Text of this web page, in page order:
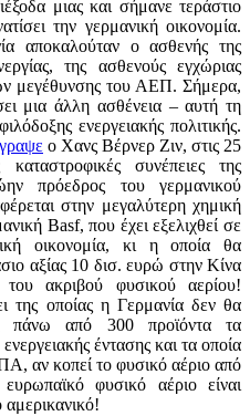
μιας και σήμανε τεράστιο
την γερμανική οικονομία.
αποκαλούταν ο ασθενής της
της ασθενούς εγχώριας
μεγέθυνσης του ΑΕΠ. Σήμερα,
μια άλλη ασθένεια – αυτή τη
ενεργειακής πολιτικής.
ο Χανς Βέρνερ Ζιν, στις 25
καταστροφικές συνέπειες της
πρόεδρος του γερμανικού
στην μεγαλύτερη χημική
Basf, που έχει εξελιχθεί σε
οικονομία, κι η οποία θα
αξίας 10 δισ. ευρώ στην Κίνα
ακριβού φυσικού αερίου!
της οποίας η Γερμανία δεν θα
πάνω από 300 προϊόντα τα
έντασης και τα οποία
αν κοπεί το φυσικό αέριο από
φυσικό αέριο είναι
αμερικανικό!